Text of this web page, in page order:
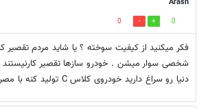
Arash
0
0
فکر میکنید از کیفیت سوخته ؟ یا شاید مردم تقصیر
شخصی سوار میشن . خودرو سازها تقصیر
دنیا رو سراغ دارید خودروی کلاس C تولید کنه با مصرف صدی 12 ؟